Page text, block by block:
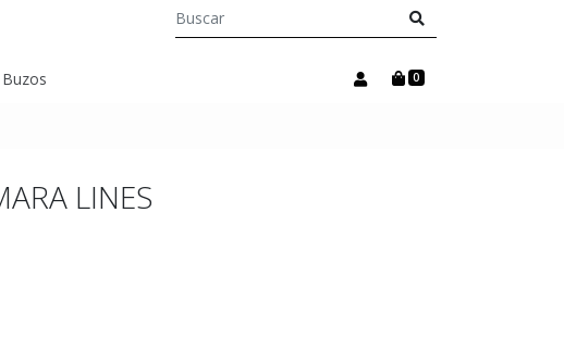
0
LINES